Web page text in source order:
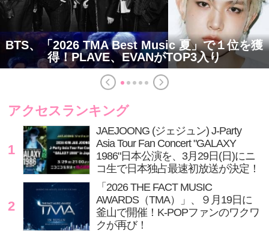
BTS、「2026 TMA Best Music 夏」で１位を獲
得！PLAVE、EVANがTOP3入り
アクセスランキング
1
JAEJOONG (ジェジュン) J-Party
Asia Tour Fan Concert "GALAXY
1986"日本公演を、3月29日(日)にニ
コ生で日本独占最速初放送が決定！
2
「2026 THE FACT MUSIC
AWARDS（TMA）」、９月19日に
釜山で開催！K-POPファンのワクワ
クが再び！